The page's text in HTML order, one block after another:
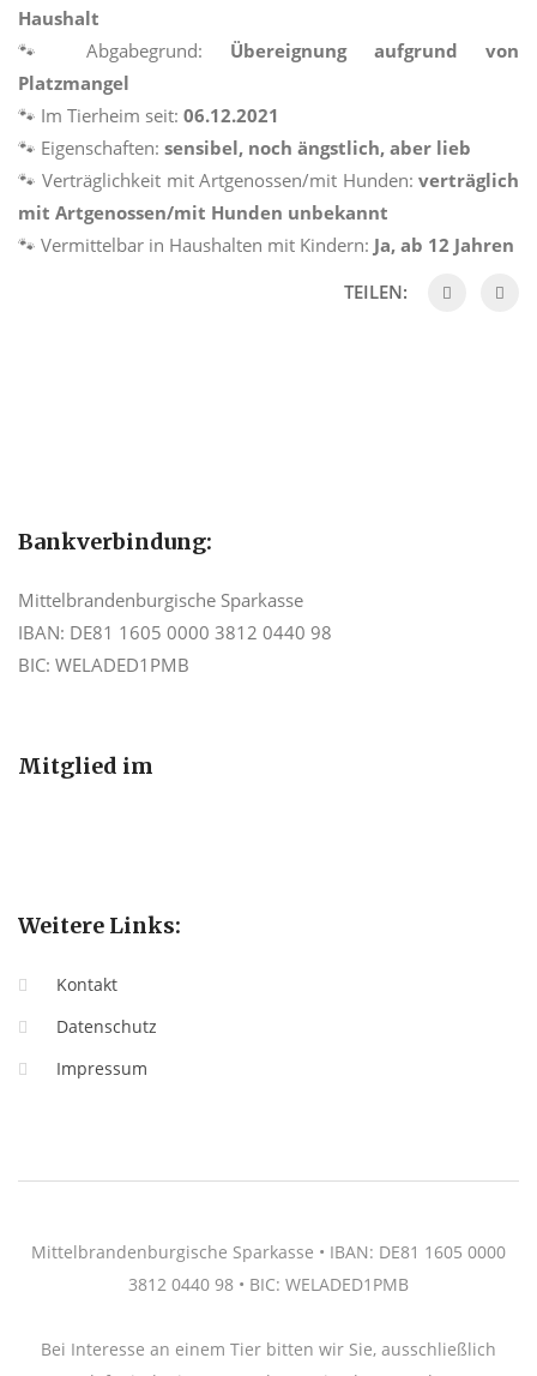
Haushalt
🐾 Abgabegrund: Übereignung aufgrund von
Platzmangel
🐾 Im Tierheim seit: 06.12.2021
🐾 Eigenschaften: sensibel, noch ängstlich, aber lieb
🐾 Verträglichkeit mit Artgenossen/mit Hunden: verträglich
mit Artgenossen/mit Hunden unbekannt
🐾 Vermittelbar in Haushalten mit Kindern: Ja, ab 12 Jahren
TEILEN:
Bankverbindung:
Mittelbrandenburgische Sparkasse
IBAN: DE81 1605 0000 3812 0440 98
BIC: WELADED1PMB
Mitglied im
Weitere Links:
Kontakt
Datenschutz
Impressum
Mittelbrandenburgische Sparkasse • IBAN: DE81 1605 0000
3812 0440 98 • BIC: WELADED1PMB
Bei Interesse an einem Tier bitten wir Sie, ausschließlich